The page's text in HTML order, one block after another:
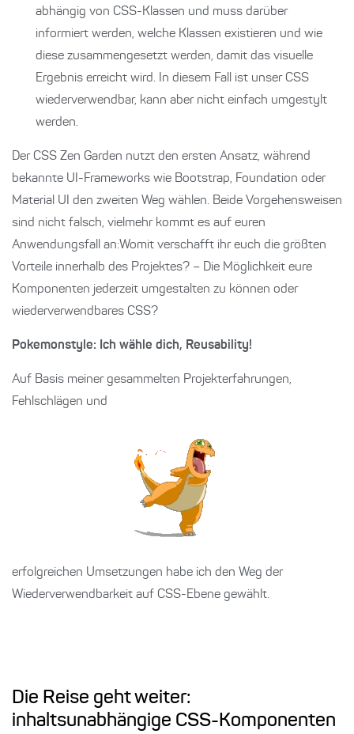
abhängig von CSS-Klassen und muss darüber
informiert werden, welche Klassen existieren und wie
diese zusammengesetzt werden, damit das visuelle
Ergebnis erreicht wird. In diesem Fall ist unser CSS
wiederverwendbar, kann aber nicht einfach umgestylt
werden.
Der CSS Zen Garden nutzt den ersten Ansatz, während
bekannte UI-Frameworks wie Bootstrap, Foundation oder
Material UI den zweiten Weg wählen. Beide Vorgehensweisen
sind nicht falsch, vielmehr kommt es auf euren
Anwendungsfall an:Womit verschafft ihr euch die größten
Vorteile innerhalb des Projektes? – Die Möglichkeit eure
Komponenten jederzeit umgestalten zu können oder
wiederverwendbares CSS?
Pokemonstyle: Ich wähle dich, Reusability!
Auf Basis meiner gesammelten Projekterfahrungen,
Fehlschlägen und
erfolgreichen Umsetzungen habe ich den Weg der
Wiederverwendbarkeit auf CSS-Ebene gewählt.
Die Reise geht weiter:
inhaltsunabhängige CSS-Komponenten